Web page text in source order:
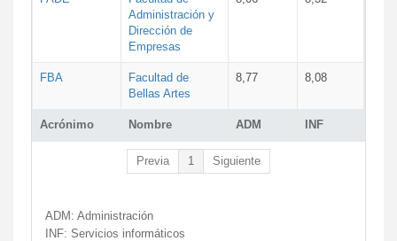
Acrónimo Nombre ADM INF
Administración y
Dirección de
Empresas
FBA
Facultad de
Bellas Artes
8,77 8,08
Previa 1 Siguiente
ADM: Administración
INF: Servicios informáticos